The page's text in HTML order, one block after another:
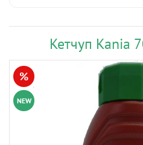
Кетчуп Kania
NEW
%